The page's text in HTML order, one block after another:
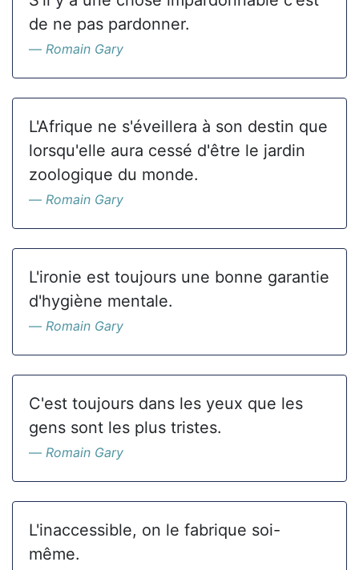
de ne pas pardonner.
Romain Gary
L'Afrique ne s'éveillera à son destin que
lorsqu'elle aura cessé d'être le jardin
zoologique du monde.
Romain Gary
L'ironie est toujours une bonne garantie
d'hygiène mentale.
Romain Gary
C'est toujours dans les yeux que les
gens sont les plus tristes.
Romain Gary
L'inaccessible, on le fabrique soi-
même.